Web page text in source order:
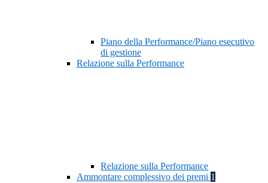
Piano della Performance/Piano esecutivo
di gestione
Relazione sulla Performance
Relazione sulla Performance
Ammontare complessivo dei premi 1